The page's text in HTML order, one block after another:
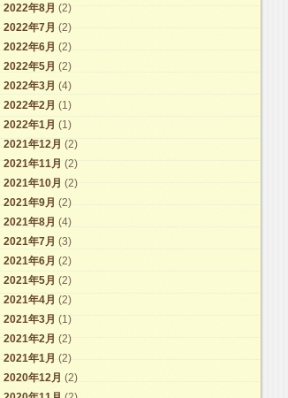
2022年8月 (2)
2022年7月 (2)
2022年6月 (2)
2022年5月 (2)
2022年3月 (4)
2022年2月 (1)
2022年1月 (1)
2021年12月 (2)
2021年11月 (2)
2021年10月 (2)
2021年9月 (2)
2021年8月 (4)
2021年7月 (3)
2021年6月 (2)
2021年5月 (2)
2021年4月 (2)
2021年3月 (1)
2021年2月 (2)
2021年1月 (2)
2020年12月 (2)